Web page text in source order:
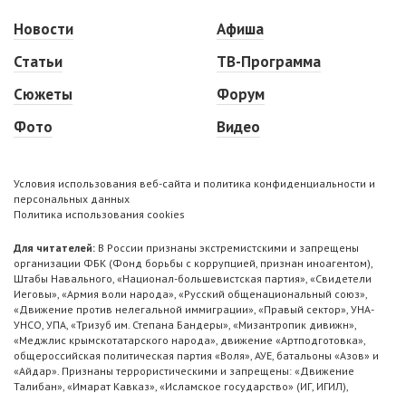
Новости
Статьи
Сюжеты
Фото
Афиша
ТВ-Программа
Форум
Видео
Условия использования веб-сайта и политика конфиденциальности и
персональных данных
Политика использования cookies
Для читателей: В России признаны экстремистскими и запрещены
организации ФБК (Фонд борьбы с коррупцией, признан иноагентом),
Штабы Навального, «Национал-большевистская партия», «Свидетели
Иеговы», «Армия воли народа», «Русский общенациональный союз»,
«Движение против нелегальной иммиграции», «Правый сектор», УНА-
УНСО, УПА, «Тризуб им. Степана Бандеры», «Мизантропик дивижн»,
«Меджлис крымскотатарского народа», движение «Артподготовка»,
общероссийская политическая партия «Воля», АУЕ, батальоны «Азов» и
«Айдар». Признаны террористическими и запрещены: «Движение
Талибан», «Имарат Кавказ», «Исламское государство» (ИГ, ИГИЛ),